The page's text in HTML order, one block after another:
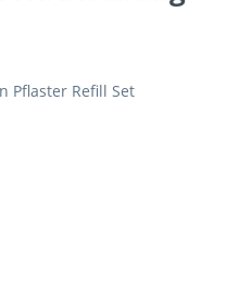
Pflaster Refill Set